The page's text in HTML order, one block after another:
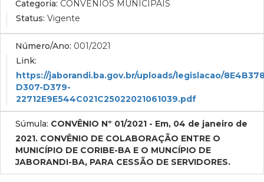
Categoria: CONVÊNIOS MUNICIPAIS
Status: Vigente
Número/Ano: 001/2021
Link:
https://jaborandi.ba.gov.br/uploads/legislacao/
D307-D379-
22712E9E544C021C25022021061039.pdf
Súmula: CONVÊNIO Nº 01/2021 - Em, 04 de janeiro de
2021. CONVÊNIO DE COLABORAÇÃO ENTRE O
MUNICÍPIO DE CORIBE-BA E O MUNCÍPIO DE
JABORANDI-BA, PARA CESSÃO DE SERVIDORES.